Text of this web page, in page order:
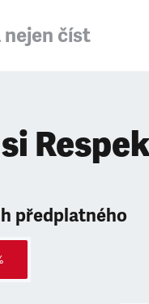
nejen číst
předplatného